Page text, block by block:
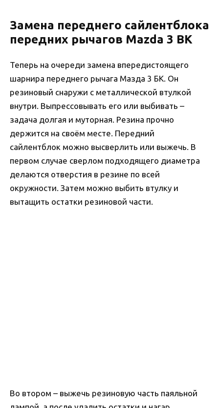
Замена переднего сайлентблока
передних рычагов Mazda 3 BK
Теперь на очереди замена впередистоящего
шарнира переднего рычага Мазда 3 БК. Он
резиновый снаружи с металлической втулкой
внутри. Выпрессовывать его или выбивать –
задача долгая и муторная. Резина прочно
держится на своём месте. Передний
сайлентблок можно высверлить или выжечь. В
первом случае сверлом подходящего диаметра
делаются отверстия в резине по всей
окружности. Затем можно выбить втулку и
вытащить остатки резиновой части.
Во втором – выжечь резиновую часть паяльной